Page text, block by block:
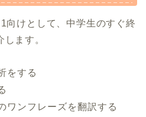
向けとして、中学生のすぐ終
ます。
をする
ワンフレーズを翻訳する